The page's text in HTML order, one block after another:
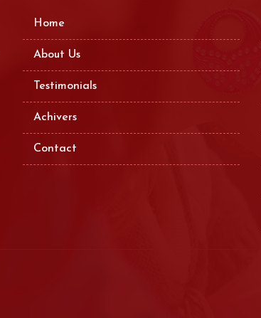
Home
About Us
Testimonials
Achivers
Contact